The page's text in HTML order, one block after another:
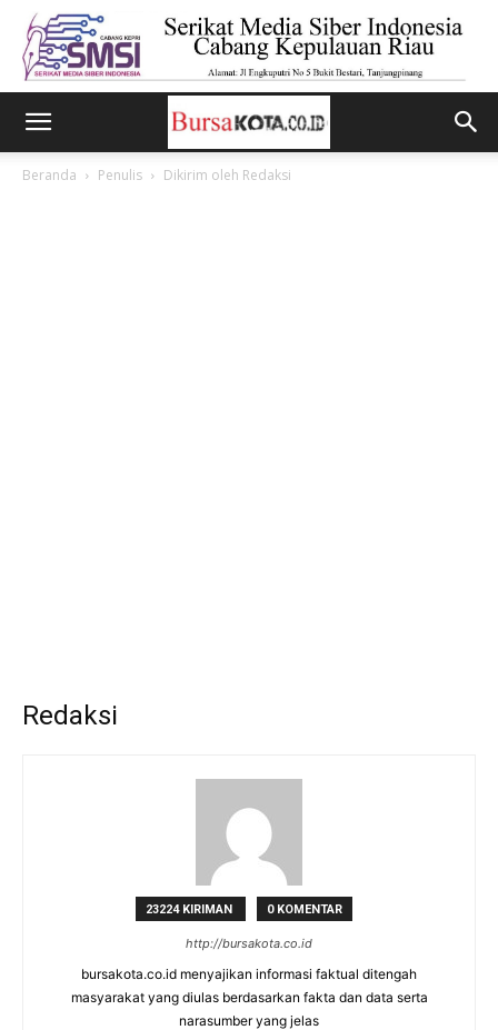
Beranda Penulis Dikirim oleh Redaksi
Redaksi
23224 KIRIMAN 0 KOMENTAR
http://bursakota.co.id
bursakota.co.id menyajikan informasi faktual ditengah
masyarakat yang diulas berdasarkan fakta dan data serta
narasumber yang jelas